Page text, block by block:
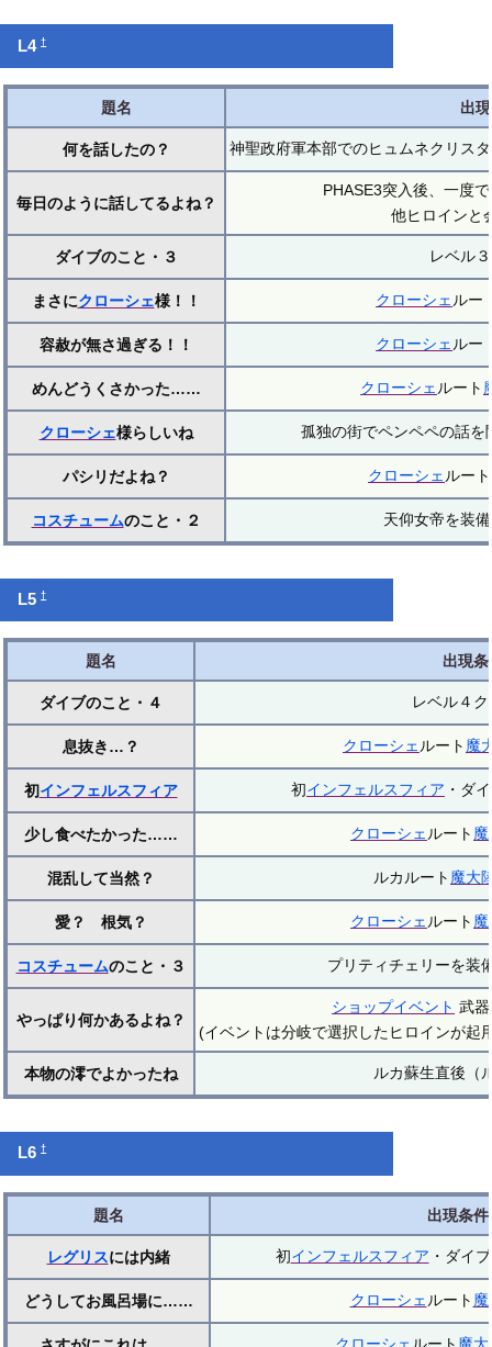
L4†
題名 出
何を話したの？ 神聖政府軍本部でのヒュムネクリス
毎日のように話してるよね？
PHASE3突入後、一度
他ヒロインと
ダイブのこと・３ レベル
まさにクローシェ様！！ クローシェ ルー
容赦が無さ過ぎる！！ クローシェ ルー
めんどうくさかった…… クローシェ ルート
クローシェ様らしいね 孤独の街でペンペペの話を
パシリだよね？ クローシェ ルート
コスチュームのこと・２ 天仰女帝を装
L5†
題名 出現条
ダイブのこと・４ レベル４
息抜き…？ クローシェルート 魔
初インフェルスフィア 初インフェルスフィア ・ダ
少し食べたかった…… クローシェルート
混乱して当然？ ルカルート 魔大
愛？ 根気？ クローシェルート
コスチュームのこと・３ プリティチェリーを装
やっぱり何かあるよね？
ショップイベント 武
(イベントは分岐で選択したヒロインが起
本物の澪でよかったね ルカ蘇生直後（
L6†
題名 出現条件
レグリスには内緒 初インフェルスフィア ・ダイ
どうしてお風呂場に…… クローシェ ルート
クローシェ ルート 魔大